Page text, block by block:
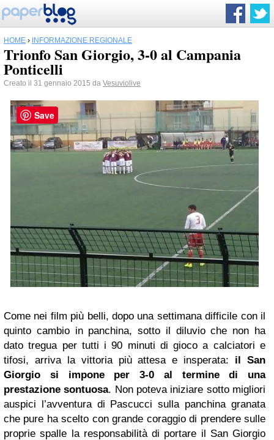
HOME › INFORMAZIONE REGIONALE
Trionfo San Giorgio, 3-0 al Campania
Ponticelli
Creato il 31 gennaio 2015 da Vesuviolive
Come nei film più belli, dopo una settimana difficile con il
quinto cambio in panchina, sotto il diluvio che non ha
dato tregua per tutti i 90 minuti di gioco a calciatori e
tifosi, arriva la vittoria più attesa e insperata: il San
Giorgio si impone per 3-0 al termine di una
prestazione sontuosa. Non poteva iniziare sotto migliori
auspici l’avventura di Pascucci sulla panchina granata
che pure ha scelto con grande coraggio di prendere sulle
proprie spalle la responsabilità di portare il San Giorgio
Save